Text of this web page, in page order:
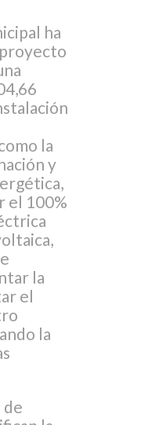
ha
la
y
el 100%
la
el
la
de